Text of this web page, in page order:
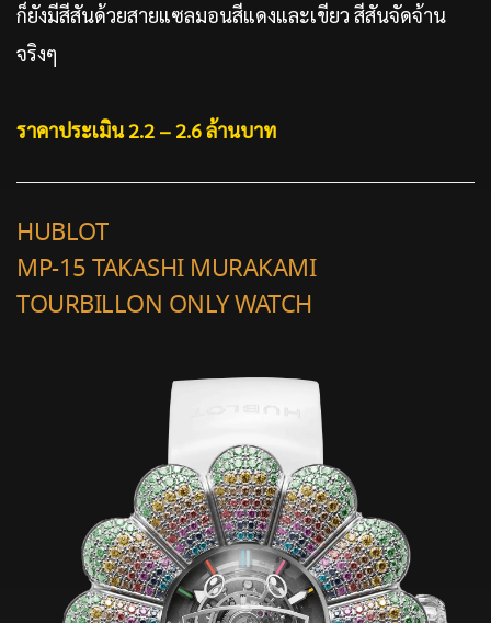
ก็ยังมีสีสันด้วยสายแซลมอนสีแดงและเขียว สีสันจัดจ้าน
จริงๆ
ราคาประเมิน 2.2 – 2.6 ล้านบาท
HUBLOT
MP-15 TAKASHI MURAKAMI
TOURBILLON ONLY WATCH